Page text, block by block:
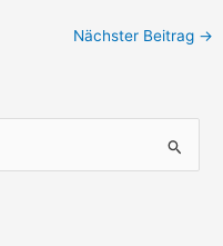
Nächster Beitrag →